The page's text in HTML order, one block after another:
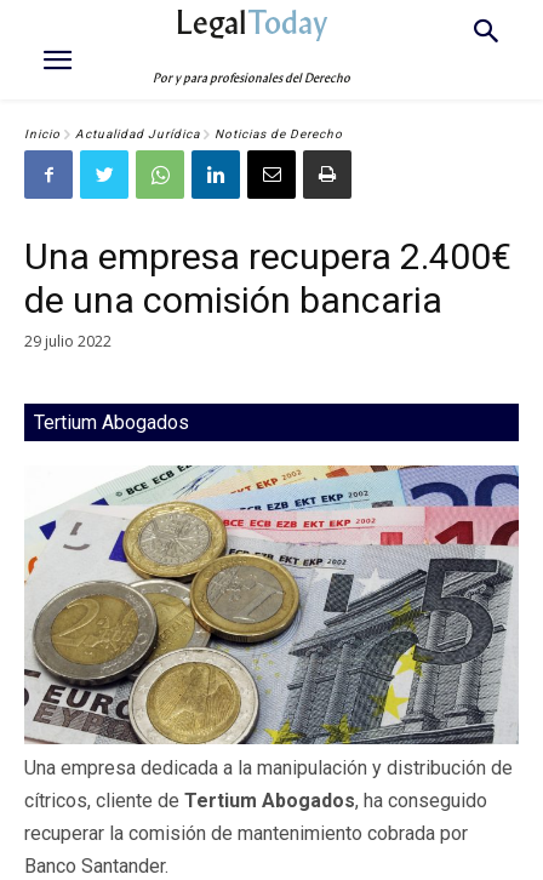
LegalToday
Por y para profesionales del Derecho
Inicio Actualidad Jurídica Noticias de Derecho
Una empresa recupera 2.400€
de una comisión bancaria
29 julio 2022
Tertium Abogados
Una empresa dedicada a la manipulación y distribución de
cítricos, cliente de Tertium Abogados, ha conseguido
recuperar la comisión de mantenimiento cobrada por
Banco Santander.